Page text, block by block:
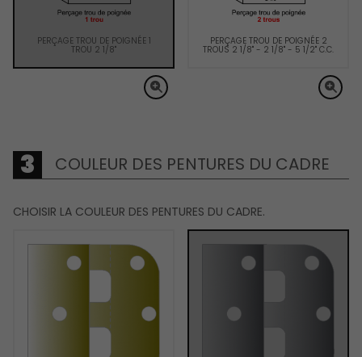
PERÇAGE TROU DE POIGNÉE 1
TROU 2 1/8"
PERÇAGE TROU DE POIGNÉE 2
TROUS 2 1/8" - 2 1/8" - 5 1/2" C.C.
COULEUR DES PENTURES DU CADRE
CHOISIR LA COULEUR DES PENTURES DU CADRE.